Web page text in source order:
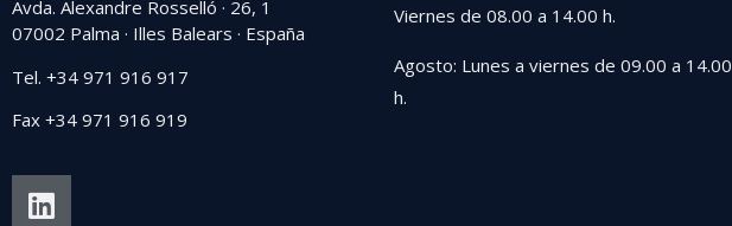
Avda. Alexandre Rosselló · 26, 1
07002 Palma · Illes Balears · España
Tel. +34 971 916 917
Fax +34 971 916 919
Viernes de 08.00 a 14.00 h.
Agosto: Lunes a viernes de 09.00 a 14.00
h.